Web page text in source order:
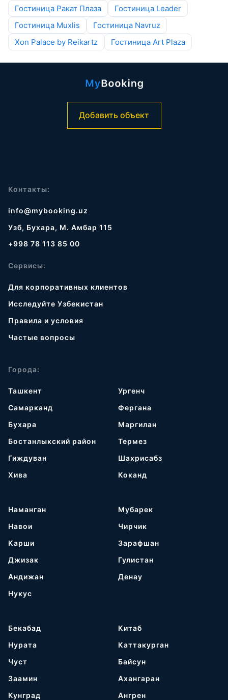
Гостиница Ракат Плаза
Гостиница Leader
Гостиница Muxlis
Гостиница Navruz
Xon Palace by Reikartz
Гостиница Art Plaza
Добавить объект
Контакты:
info@mybooking.uz
Узб, Бухара, М. Амбар 115
+998 78 113 85 00
Сервисы:
Для корпоративных клиентов
Исследуйте Узбекистан
Правила и условия
Частые вопросы
Города:
Ташкент
Самарканд
Бухара
Бостанлыкский район
Гиждуван
Хива
Ургенч
Фергана
Маргилан
Термез
Шахрисабз
Коканд
Наманган
Навои
Карши
Джизак
Андижан
Нукус
Мубарек
Чирчик
Зарафшан
Гулистан
Денау
Бекабад
Нурата
Чуст
Заамин
Кунград
Китаб
Каттакурган
Байсун
Ахангаран
Ангрен